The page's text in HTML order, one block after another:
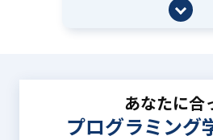
あなたに合
プログラミング